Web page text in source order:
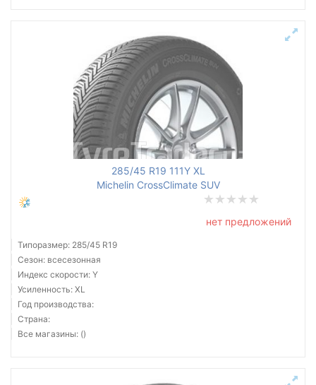
285/45 R19 111Y XL
Michelin CrossClimate SUV
нет предложений
Типоразмер: 285/45 R19
Сезон: всесезонная
Индекс скорости: Y
Усиленность: XL
Год производства:
Страна:
Все магазины: ()